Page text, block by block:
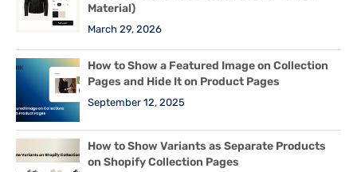
Material)
March 29, 2026
How to Show a Featured Image on Collection
Pages and Hide It on Product Pages
September 12, 2025
How to Show Variants as Separate Products
on Shopify Collection Pages